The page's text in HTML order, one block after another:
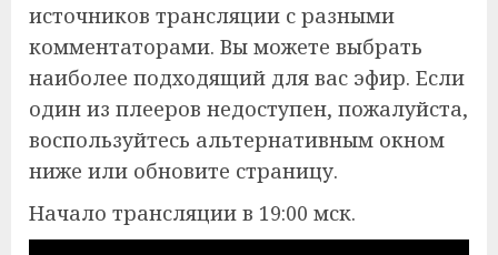
источников трансляции с разными
комментаторами. Вы можете выбрать
наиболее подходящий для вас эфир. Если
один из плееров недоступен, пожалуйста,
воспользуйтесь альтернативным окном
ниже или обновите страницу.
Начало трансляции в 19:00 мск.